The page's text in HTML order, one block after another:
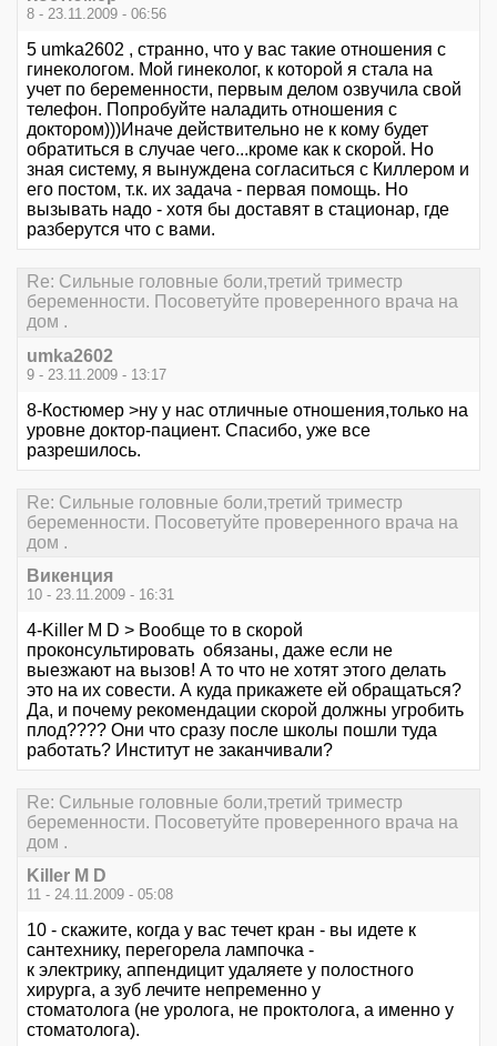
8 - 23.11.2009 - 06:56
5 umka2602 , странно, что у вас такие отношения с
гинекологом. Мой гинеколог, к которой я стала на
учет по беременности, первым делом озвучила свой
телефон. Попробуйте наладить отношения с
доктором)))Иначе действительно не к кому будет
обратиться в случае чего...кроме как к скорой. Но
зная систему, я вынуждена согласиться с Киллером и
его постом, т.к. их задача - первая помощь. Но
вызывать надо - хотя бы доставят в стационар, где
разберутся что с вами.
Re: Сильные головные боли,третий триместр
беременности. Посоветуйте проверенного врача на
дом .
umka2602
9 - 23.11.2009 - 13:17
8-Костюмер >ну у нас отличные отношения,только на
уровне доктор-пациент. Спасибо, уже все
разрешилось.
Re: Сильные головные боли,третий триместр
беременности. Посоветуйте проверенного врача на
дом .
Викенция
10 - 23.11.2009 - 16:31
4-Killer M D > Вообще то в скорой
проконсультировать обязаны, даже если не
выезжают на вызов! А то что не хотят этого делать
это на их совести. А куда прикажете ей обращаться?
Да, и почему рекомендации скорой должны угробить
плод???? Они что сразу после школы пошли туда
работать? Институт не заканчивали?
Re: Сильные головные боли,третий триместр
беременности. Посоветуйте проверенного врача на
дом .
Killer M D
11 - 24.11.2009 - 05:08
10 - скажите, когда у вас течет кран - вы идете к
сантехнику, перегорела лампочка -
к электрику, аппендицит удаляете у полостного
хирурга, а зуб лечите непременно у
стоматолога (не уролога, не проктолога, а именно у
стоматолога).